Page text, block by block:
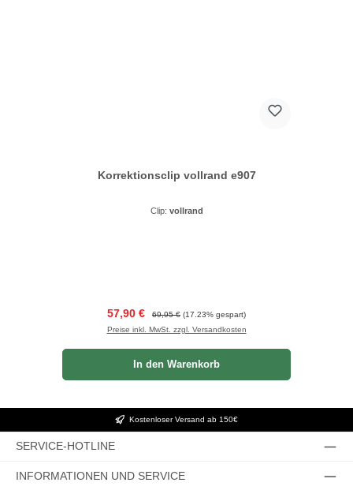
Korrektionsclip vollrand e907
Clip: vollrand
Verkaufspreis:
57,90 € Regulärer Preis:
69,95 € (17.23% gespart)
Preise inkl. MwSt. zzgl. Versandkosten
In den Warenkorb
Kostenloser Versand ab 150€
SERVICE-HOTLINE
INFORMATIONEN UND SERVICE